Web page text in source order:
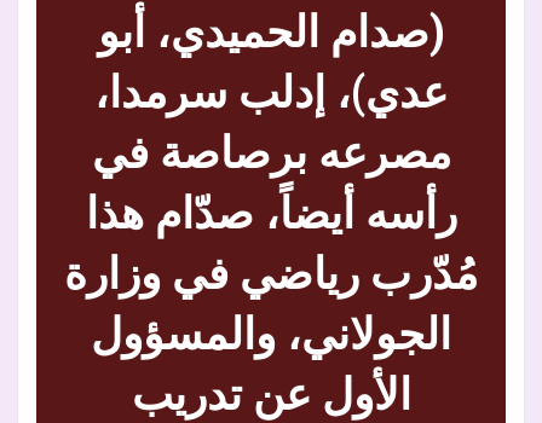
(صدام الحميدي، أبو
عدي)، إدلب سرمدا،
مصرعه برصاصة في
رأسه أيضاً، صدّام هذا
مُدّرب رياضي في وزارة
الجولاني، والمسؤول
الأول عن تدريب